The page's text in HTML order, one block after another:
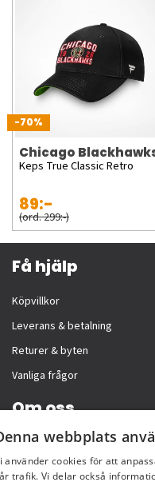
-70%
Chicago
Keps True Classic Retro
89:-
(ord. 299:-)
Få hjälp
Köpvillkor
Leverans & betalning
Returer & byten
Vanliga frågor
Om oss
Företagsinformation
webbplats
använder cookies för att
trafik. Vi delar också